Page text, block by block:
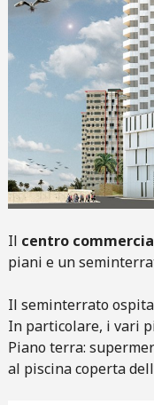
Il centro
piani e un
Il seminterrato
In particolare, i vari
Piano terra:
al piscina coperta